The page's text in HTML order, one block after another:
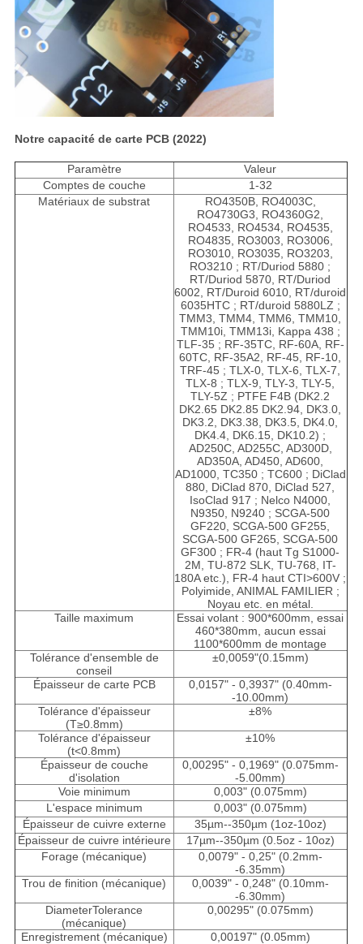
Notre capacité de carte PCB (2022)
Paramètre
Valeur
Comptes de couche
1-32
Matériaux de substrat
RO4350B, RO4003C,
RO4730G3, RO4360G2,
RO4533, RO4534, RO4535,
RO4835, RO3003, RO3006,
RO3010, RO3035, RO3203,
RO3210 ; RT/Duriod 5880 ;
RT/Duriod 5870, RT/Duriod
6002, RT/Duroid 6010, RT/duroid
6035HTC ; RT/duroid 5880LZ ;
TMM3, TMM4, TMM6, TMM10,
TMM10i, TMM13i, Kappa 438 ;
TLF-35 ; RF-35TC, RF-60A, RF-
60TC, RF-35A2, RF-45, RF-10,
TRF-45 ; TLX-0, TLX-6, TLX-7,
TLX-8 ; TLX-9, TLY-3, TLY-5,
TLY-5Z ; PTFE F4B (DK2.2
DK2.65 DK2.85 DK2.94, DK3.0,
DK3.2, DK3.38, DK3.5, DK4.0,
DK4.4, DK6.15, DK10.2) ;
AD250C, AD255C, AD300D,
AD350A, AD450, AD600,
AD1000, TC350 ; TC600 ; DiClad
880, DiClad 870, DiClad 527,
IsoClad 917 ; Nelco N4000,
N9350, N9240 ; SCGA-500
GF220, SCGA-500 GF255,
SCGA-500 GF265, SCGA-500
GF300 ; FR-4 (haut Tg S1000-
2M, TU-872 SLK, TU-768, IT-
180A etc.), FR-4 haut CTI>600V ;
Polyimide, ANIMAL FAMILIER ;
Noyau etc. en métal.
Taille maximum
Essai volant : 900*600mm, essai
460*380mm, aucun essai
1100*600mm de montage
Tolérance d'ensemble de
conseil
±0,0059"(0.15mm)
Épaisseur de carte PCB
0,0157" - 0,3937" (0.40mm-
-10.00mm)
Tolérance d'épaisseur
(T≥0.8mm)
±8%
Tolérance d'épaisseur
(t<0.8mm)
±10%
Épaisseur de couche
d'isolation
0,00295" - 0,1969" (0.075mm-
-5.00mm)
Voie minimum
0,003" (0.075mm)
L'espace minimum
0,003" (0.075mm)
Épaisseur de cuivre externe
35µm--350µm (1oz-10oz)
Épaisseur de cuivre intérieure
17µm--350µm (0.5oz - 10oz)
Forage (mécanique)
0,0079" - 0,25" (0.2mm-
-6.35mm)
Trou de finition (mécanique)
0,0039" - 0,248" (0.10mm-
-6.30mm)
DiameterTolerance
(mécanique)
0,00295" (0.075mm)
Enregistrement (mécanique)
0,00197" (0.05mm)